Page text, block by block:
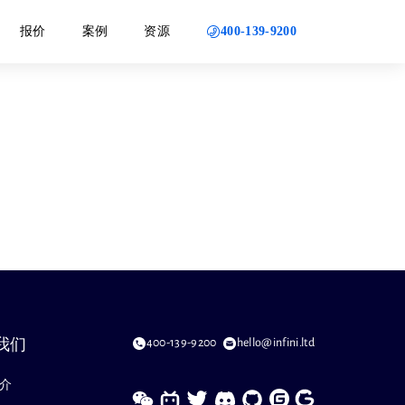
报价 案例 资源 400-139-9200
们 400-139-9200 hello@infini.ltd